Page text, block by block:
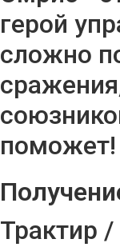
герой
сложно
поможет!
Трактир